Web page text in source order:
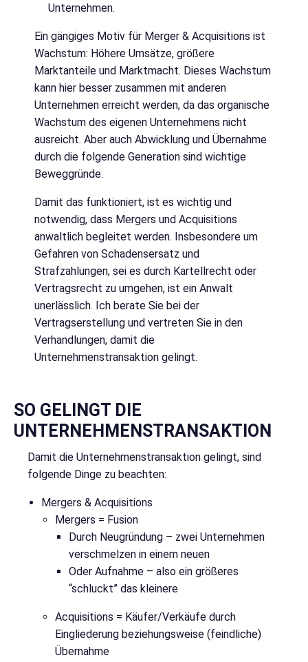
Unternehmen.
Ein gängiges Motiv für Merger & Acquisitions ist
Wachstum: Höhere Umsätze, größere
Marktanteile und Marktmacht. Dieses Wachstum
kann hier besser zusammen mit anderen
Unternehmen erreicht werden, da das organische
Wachstum des eigenen Unternehmens nicht
ausreicht. Aber auch Abwicklung und Übernahme
durch die folgende Generation sind wichtige
Beweggründe.
Damit das funktioniert, ist es wichtig und
notwendig, dass Mergers und Acquisitions
anwaltlich begleitet werden. Insbesondere um
Gefahren von Schadensersatz und
Strafzahlungen, sei es durch Kartellrecht oder
Vertragsrecht zu umgehen, ist ein Anwalt
unerlässlich. Ich berate Sie bei der
Vertragserstellung und vertreten Sie in den
Verhandlungen, damit die
Unternehmenstransaktion gelingt.
SO GELINGT DIE
UNTERNEHMENSTRANSAKTION
Damit die Unternehmenstransaktion gelingt, sind
folgende Dinge zu beachten:
Mergers & Acquisitions
Mergers = Fusion
Durch Neugründung – zwei Unternehmen
verschmelzen in einem neuen
Oder Aufnahme – also ein größeres
“schluckt” das kleinere
Acquisitions = Käufer/Verkäufe durch
Eingliederung beziehungsweise (feindliche)
Übernahme